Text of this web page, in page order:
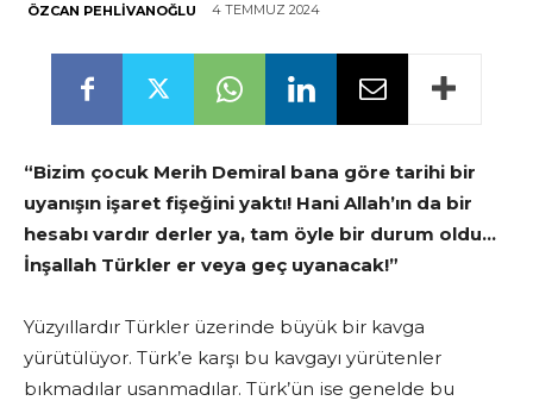
ÖZCAN PEHLIVANOĞLU 4 TEMMUZ 2024
“Bizim çocuk Merih Demiral bana göre tarihi bir
uyanışın işaret fişeğini yaktı! Hani Allah’ın da bir
hesabı vardır derler ya, tam öyle bir durum oldu…
İnşallah Türkler er veya geç uyanacak!”
Yüzyıllardır Türkler üzerinde büyük bir kavga
yürütülüyor. Türk’e karşı bu kavgayı yürütenler
bıkmadılar usanmadılar. Türk’ün ise genelde bu